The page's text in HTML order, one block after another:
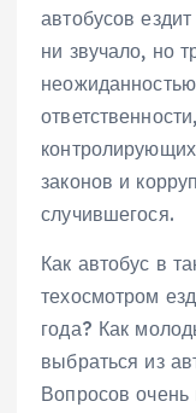
автобусов
ни звучало, но
законов и
случившегося.
Как автобус в
техосмотром
года? Как
выбраться из
Вопросов очень